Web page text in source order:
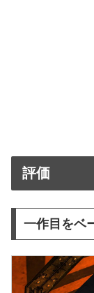
評価
一作目をベ